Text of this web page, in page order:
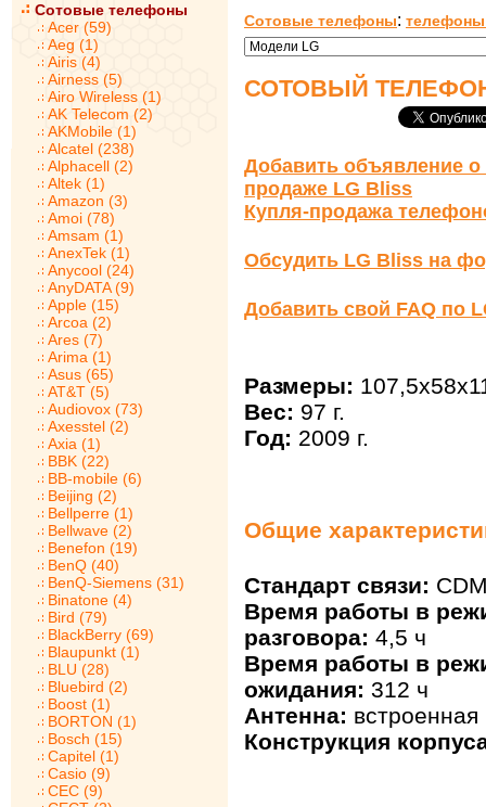
Сотовые телефоны
Acer (59)
Aeg (1)
Airis (4)
Airness (5)
Airo Wireless (1)
AK Telecom (2)
AKMobile (1)
Alcatel (238)
Alphacell (2)
Altek (1)
Amazon (3)
Amoi (78)
Amsam (1)
AnexTek (1)
Anycool (24)
AnyDATA (9)
Apple (15)
Arcoa (2)
Ares (7)
Arima (1)
Asus (65)
AT&T (5)
Audiovox (73)
Axesstel (2)
Axia (1)
BBK (22)
BB-mobile (6)
Beijing (2)
Bellperre (1)
Bellwave (2)
Benefon (19)
BenQ (40)
BenQ-Siemens (31)
Binatone (4)
Bird (79)
BlackBerry (69)
Blaupunkt (1)
BLU (28)
Bluebird (2)
Boost (1)
BORTON (1)
Bosch (15)
Capitel (1)
Casio (9)
CEC (9)
Сотовые телефоны:
СОТОВЫЙ ТЕЛЕФОН
Добавить объявление о
продаже LG Bliss
Купля-продажа
Обсудить LG Bliss на
Добавить свой FAQ по
Размеры:
Вес: 97 г.
Год: 2009 г.
Общие
Стандарт связи:
Время работы в
разговора: 4,5 ч
Время работы в
ожидания: 312 ч
Антенна: встроенная
Конструкция